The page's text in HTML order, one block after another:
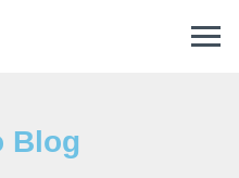
Blog